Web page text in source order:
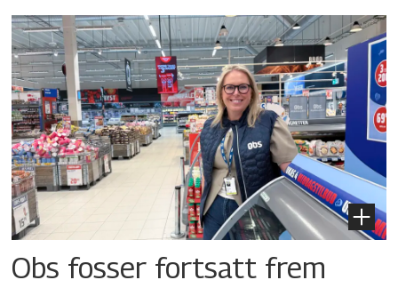
Obs fosser fortsatt frem